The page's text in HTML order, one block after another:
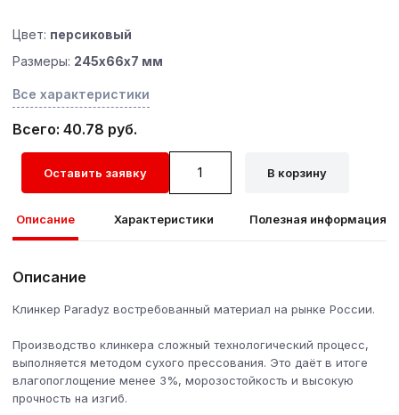
Цвет: персиковый
Размеры: 245х66х7 мм
Все характеристики
Всего: 40.78 руб.
В корзину
Количество
Оставить заявку
Описание Характеристики Полезная информация
Описание
Клинкер Paradyz востребованный материал на рынке России.
Производство клинкера сложный технологический процесс,
выполняется методом сухого прессования. Это даёт в итоге
влагопоглощение менее 3%, морозостойкость и высокую
прочность на изгиб.